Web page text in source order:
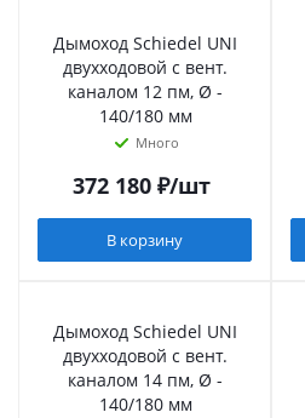
Дымоход Schiedel UNI
двухходовой с вент.
каналом 12 пм, Ø -
140/180 мм
Много
372 180₽/шт
В корзину
Дымоход Schiedel UNI
двухходовой с вент.
каналом 14 пм, Ø -
140/180 мм